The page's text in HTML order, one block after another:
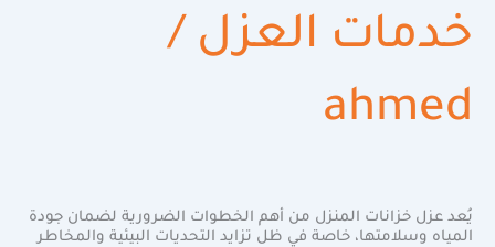
خدمات العزل /
ahmed
يُعد عزل خزانات المنزل من أهم الخطوات الضرورية لضمان جودة
المياه وسلامتها، خاصة في ظل تزايد التحديات البيئية والمخاطر